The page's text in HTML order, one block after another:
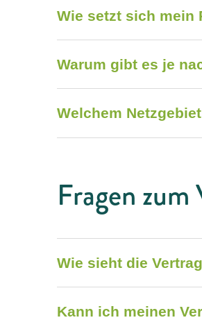
Wie setzt sich mein
Warum gibt es je
Welchem
Fragen
Wie sieht die
Kann ich meinen